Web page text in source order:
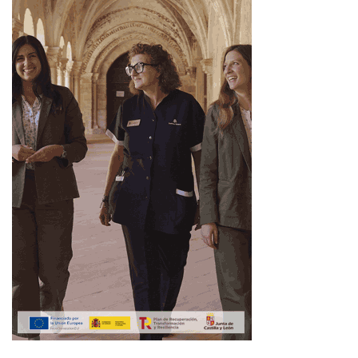
tareas nuevas.
Bienestar:descarga tensión caminando o cambiando de
espacio.
Acción de 60 segundos:escribe la respuesta difícil y
relee antes de enviarla.
Tauro
Te conviene:
mirar gastos recientes y separar capricho
de necesidad.
Evita:
comprar para compensar cansancio o mal humor.
un plan sencillo en casa puede sentar mejor que
improvisar fuera.
Trabajo/Dinero:
buen momento para ajustar cuentas,
facturas o suscripciones.
Bienestar:come despacio y no saltes pausas.
Acción de 60 segundos:revisa una app bancaria y